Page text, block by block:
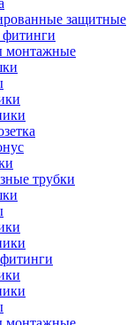
защитные
монтажные
трубки